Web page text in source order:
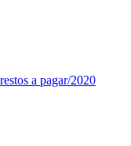
a pagar/2020